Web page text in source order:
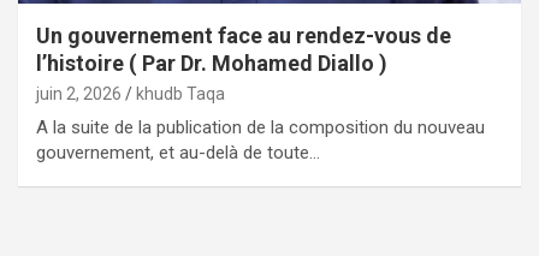
Un gouvernement face au rendez-vous de
l’histoire ( Par Dr. Mohamed Diallo )
juin 2, 2026 khudb Taqa
A la suite de la publication de la composition du nouveau
gouvernement, et au-delà de toute…